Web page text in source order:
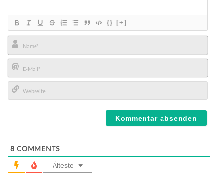
{} [+]
Name*
E-
Mail*
8 COMMENTS
Älteste